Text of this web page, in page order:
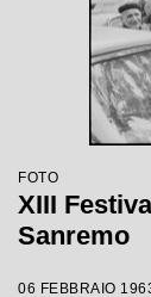
FOTO
XIII
Sanremo
06 FEBBRAIO